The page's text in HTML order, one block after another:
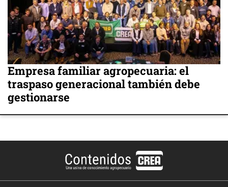
Empresa familiar agropecuaria: el
traspaso generacional también debe
gestionarse